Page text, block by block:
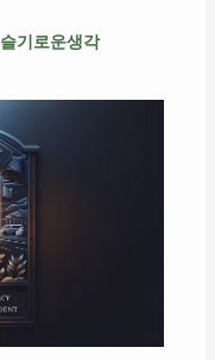
슬기로운생각